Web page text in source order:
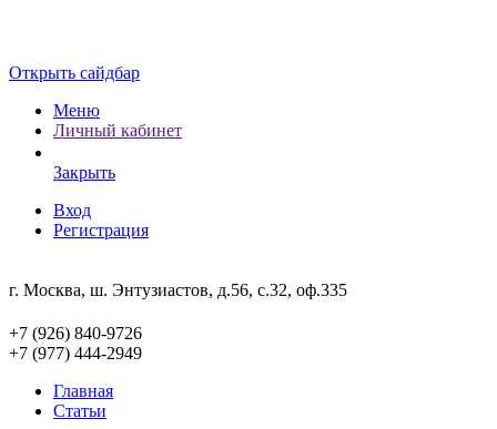
Открыть сайдбар
Меню
Личный кабинет
Закрыть
Вход
Регистрация
г. Москва, ш. Энтузиастов, д.56, с.32, оф.335
+7 (926) 840-9726
+7 (977) 444-2949
Главная
Статьи